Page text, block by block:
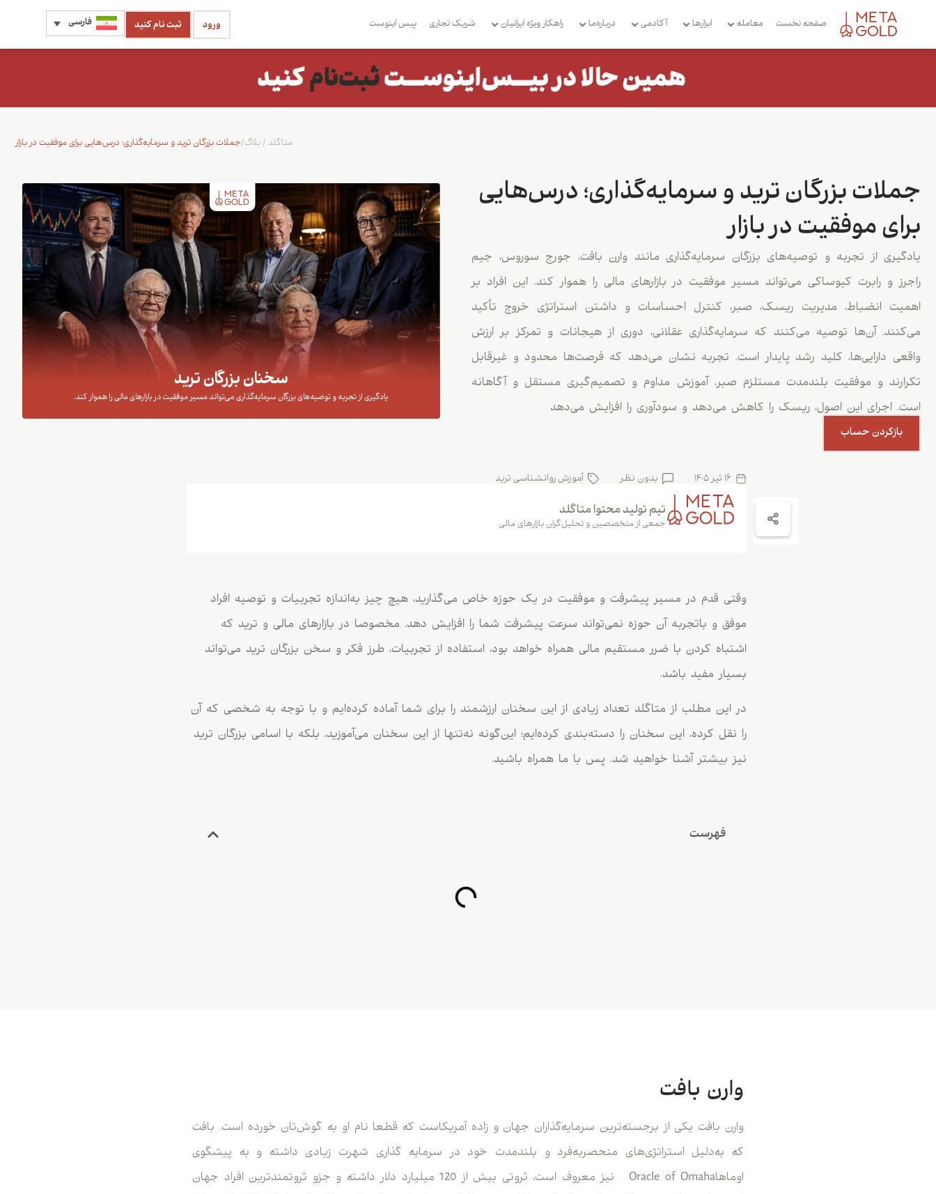
صفحه نخست معامله ابزارها آکادمی درباره‌ما راهکار ویژه ایرانیان شریک تجاری بِیس اینوست فارسی ثبت نام کنید ورود
جملات بزرگان ترید و سرمایه‌گذاری؛ درس‌هایی برای موفقیت در بازار متاگلد /بلاگ/
جملات بزرگان ترید و سرمایه‌گذاری؛ درس‌هایی
برای موفقیت در بازار
یادگیری از تجربه و توصیه‌های بزرگان سرمایه‌گذاری مانند وارن بافت، جورج سوروس، جیم
راجرز و رابرت کیوساکی می‌تواند مسیر موفقیت در بازارهای مالی را هموار کند. این افراد بر
اهمیت انضباط، مدیریت ریسک، صبر، کنترل احساسات و داشتن استراتژی خروج تأکید
می‌کنند. آن‌ها توصیه می‌کنند که سرمایه‌گذاری عقلانی، دوری از هیجانات و تمرکز بر ارزش
واقعی دارایی‌ها، کلید رشد پایدار است. تجربه نشان می‌دهد که فرصت‌ها محدود و غیرقابل
تکرارند و موفقیت بلندمدت مستلزم صبر، آموزش مداوم و تصمیم‌گیری مستقل و آگاهانه
است. اجرای این اصول، ریسک را کاهش می‌دهد و سودآوری را افزایش می‌دهد
بازکردن حساب
16 تیر 1405 بدون نظر آموزش روانشناسی ترید
تیم تولید محتوا متاگلد
جمعی از متخصصین و تحلیل‌گران بازارهای مالی
وقتی قدم در مسیر پیشرفت و موفقیت در یک حوزه خاص می‌گذارید، هیچ چیز به‌اندازه تجربیات و توصیه‌ افراد
موفق و باتجربه آن حوزه نمی‌تواند سرعت پیشرفت شما را افزایش دهد. مخصوصا در بازارهای مالی و ترید که
اشتباه کردن با ضرر مستقیم مالی همراه خواهد بود، استفاده از تجربیات، طرز فکر و سخن بزرگان ترید می‌تواند
بسیار مفید باشد.
در این مطلب از متاگلد تعداد زیادی از این سخنان ارزشمند را برای شما آماده کرده‌ایم و با توجه ‌به شخصی که آن
را نقل کرده، این سخنان را دسته‌بندی کرده‌ایم؛ این‌گونه نه‌تنها از این سخنان می‌آموزید، بلکه با اسامی بزرگان ترید
نیز بیشتر آشنا خواهید شد. پس با ما همراه باشید.
فهرست
وارن بافت
وارن بافت یکی از برجسته‌ترین سرمایه‌‌گذاران جهان و زاده آمریکاست که قطعا نام او به گوش‌تان خورده است. بافت
که به‌دلیل استراتژی‌های منحصربه‌فرد و بلندمدت خود در سرمایه گذاری شهرت زیادی داشته و به پیشگوی
اوماهاOracle of Omaha نیز معروف است، ثروتی بیش از 120 میلیارد دلار داشته و جزو ثروتمندترین افراد جهان